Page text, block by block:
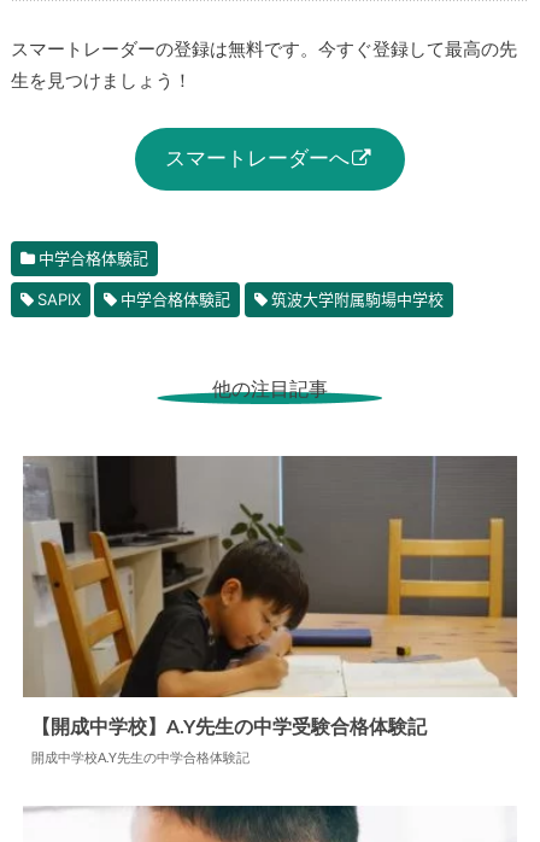
スマートレーダーの登録は無料です。今すぐ登録して最高の先
生を見つけましょう！
スマートレーダーへ
中学合格体験記
SAPIX 中学合格体験記 筑波大学附属駒場中学校
他の注目記事
【開成中学校】A.Y先生の中学受験合格体験記
開成中学校A.Y先生の中学合格体験記